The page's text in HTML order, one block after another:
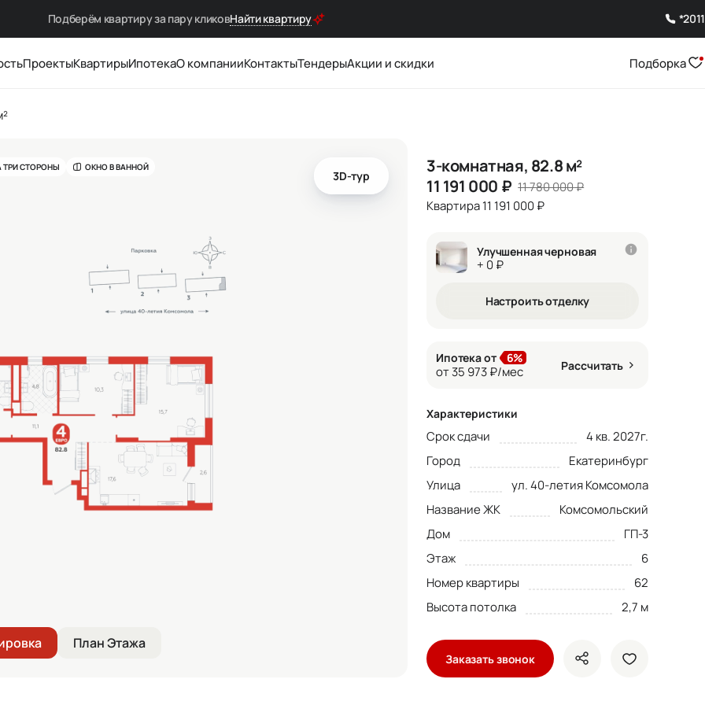
Подберём квартиру за пару кликовНайти квартиру *2011
ПроектыКвартирыИпотекаО компанииКонтактыТендерыАкции и скидки Подборка
ТРИ СТОРОНЫ ОКНО В ВАННОЙ
План Этажа
3D-тур
3-комнатная, 82.8 м²
11 191 000 ₽ 11 780 000₽
Квартира 11 191 000 ₽
Улучшенная черновая
+ 0 ₽
Настроить отделку
Ипотека от 6%
от 35 973 ₽/мес Рассчитать
Характеристики
Срок сдачи
4 кв. 2027г.
Город
Екатеринбург
Улица
ул. 40-летия Комсомола
Название ЖК
Комсомольский
Дом
ГП-3
Этаж
6
Номер квартиры
62
Высота потолка
2,7 м
Заказать звонок показать кнопки
добавить в